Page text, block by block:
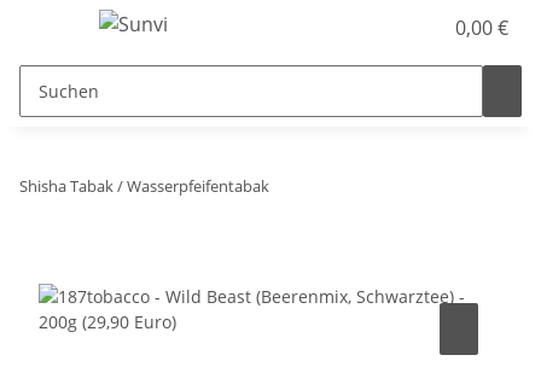
0,00 €
Shisha Tabak / Wasserpfeifentabak